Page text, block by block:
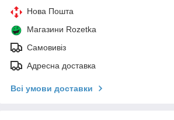
Нова Пошта
Магазини Rozetka
Самовивіз
Адресна доставка
Всі умови доставки